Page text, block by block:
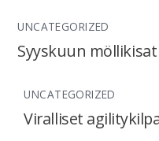
UNCATEGORIZED
Syyskuun
UNCATEGORIZED
Viralliset